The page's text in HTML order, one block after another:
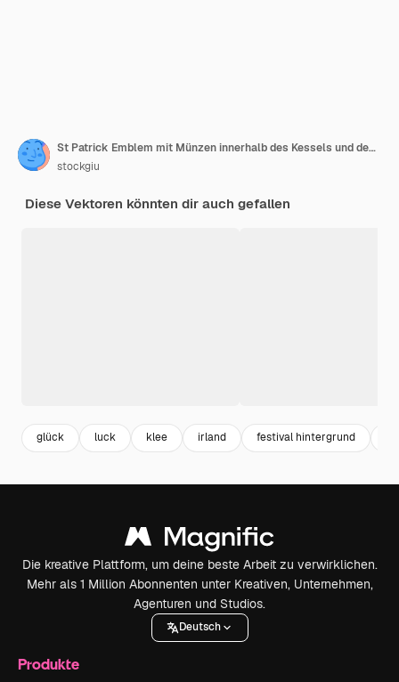
St Patrick Emblem mit Münzen innerhalb des Kessels und des Hutes
stockgiu
Diese Vektoren könnten dir auch gefallen
glück luck klee irland festival hintergrund
Die kreative Plattform, um deine beste Arbeit zu verwirklichen.
Mehr als 1 Million Abonnenten unter Kreativen, Unternehmen,
Agenturen und Studios.
Deutsch
Produkte